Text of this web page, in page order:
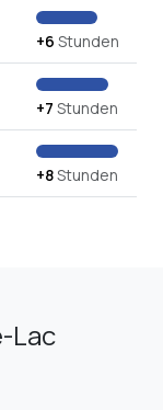
+6 Stunden
+7 Stunden
+8Stunden
Lac